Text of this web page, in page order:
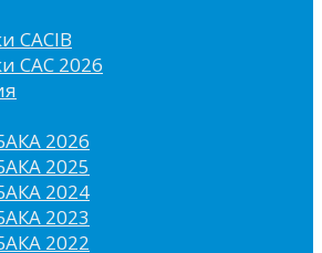
CACIB
САС 2026
2026
2025
2024
2023
2022